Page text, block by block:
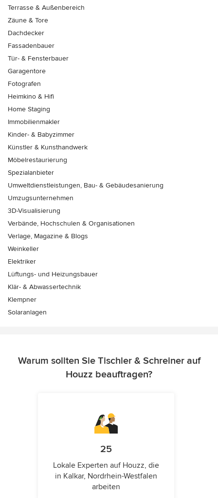
Terrasse & Außenbereich
Zäune & Tore
Dachdecker
Fassadenbauer
Tür- & Fensterbauer
Garagentore
Fotografen
Heimkino & Hifi
Home Staging
Immobilienmakler
Kinder- & Babyzimmer
Künstler & Kunsthandwerk
Möbelrestaurierung
Spezialanbieter
Umweltdienstleistungen, Bau- & Gebäudesanierung
Umzugsunternehmen
3D-Visualisierung
Verbände, Hochschulen & Organisationen
Verlage, Magazine & Blogs
Weinkeller
Elektriker
Lüftungs- und Heizungsbauer
Klär- & Abwassertechnik
Klempner
Solaranlagen
Warum sollten Sie Tischler & Schreiner auf
Houzz beauftragen?
25
Lokale Experten auf Houzz, die
in Kalkar, Nordrhein-Westfalen
arbeiten